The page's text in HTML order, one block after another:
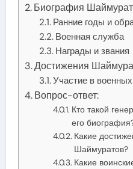
Биография
Ранние годы и
Военная служба
Награды и звания
Достижения
Участие в
Вопрос-ответ:
Кто такой
его
Какие
Шаймуратов?
Какие